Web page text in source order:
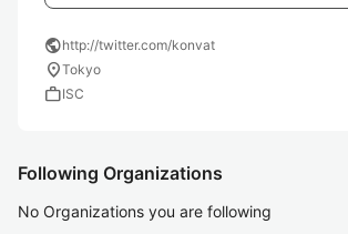
publichttp://twitter.com/konvat
location_onTokyo
workISC
Following Organizations
No Organizations you are following